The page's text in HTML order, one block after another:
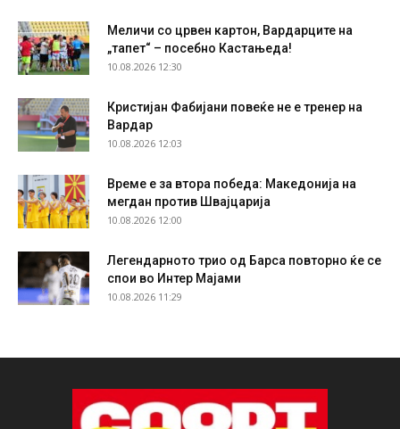
Меличи со црвен картон, Вардарците на
„тапет“ – посебно Кастањеда!
10.08.2026 12:30
Кристијан Фабијани повеќе не е тренер на
Вардар
10.08.2026 12:03
Време е за втора победа: Македонија на
мегдан против Швајцарија
10.08.2026 12:00
Легендарното трио од Барса повторно ќе се
спои во Интер Мајами
10.08.2026 11:29